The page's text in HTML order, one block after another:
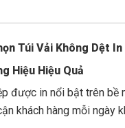
Túi Vải Không Dệt
Hiệu Hiệu Quả
được in nổi bật trên bề
khách hàng mỗi ngày